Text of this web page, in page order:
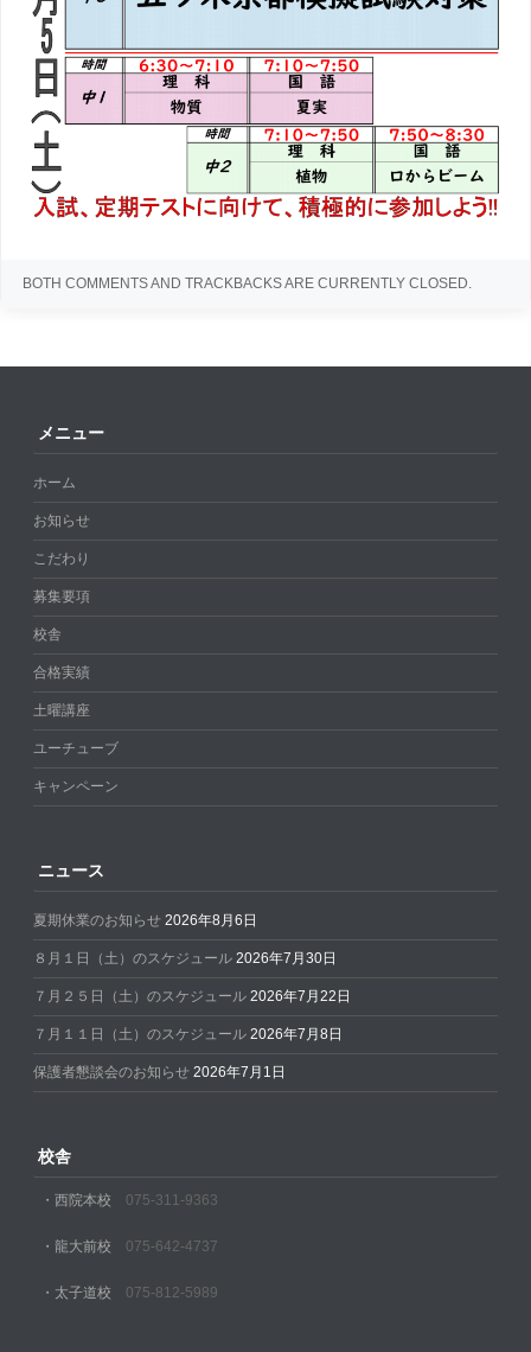
BOTH COMMENTS AND TRACKBACKS ARE CURRENTLY CLOSED.
メニュー
ホーム
お知らせ
こだわり
募集要項
校舎
合格実績
土曜講座
ユーチューブ
キャンペーン
ニュース
夏期休業のお知らせ 2026年8月6日
８月１日（土）のスケジュール 2026年7月30日
７月２５日（土）のスケジュール 2026年7月22日
７月１１日（土）のスケジュール 2026年7月8日
保護者懇談会のお知らせ 2026年7月1日
校舎
・西院本校 075-311-9363
・龍大前校 075-642-4737
・太子道校 075-812-5989